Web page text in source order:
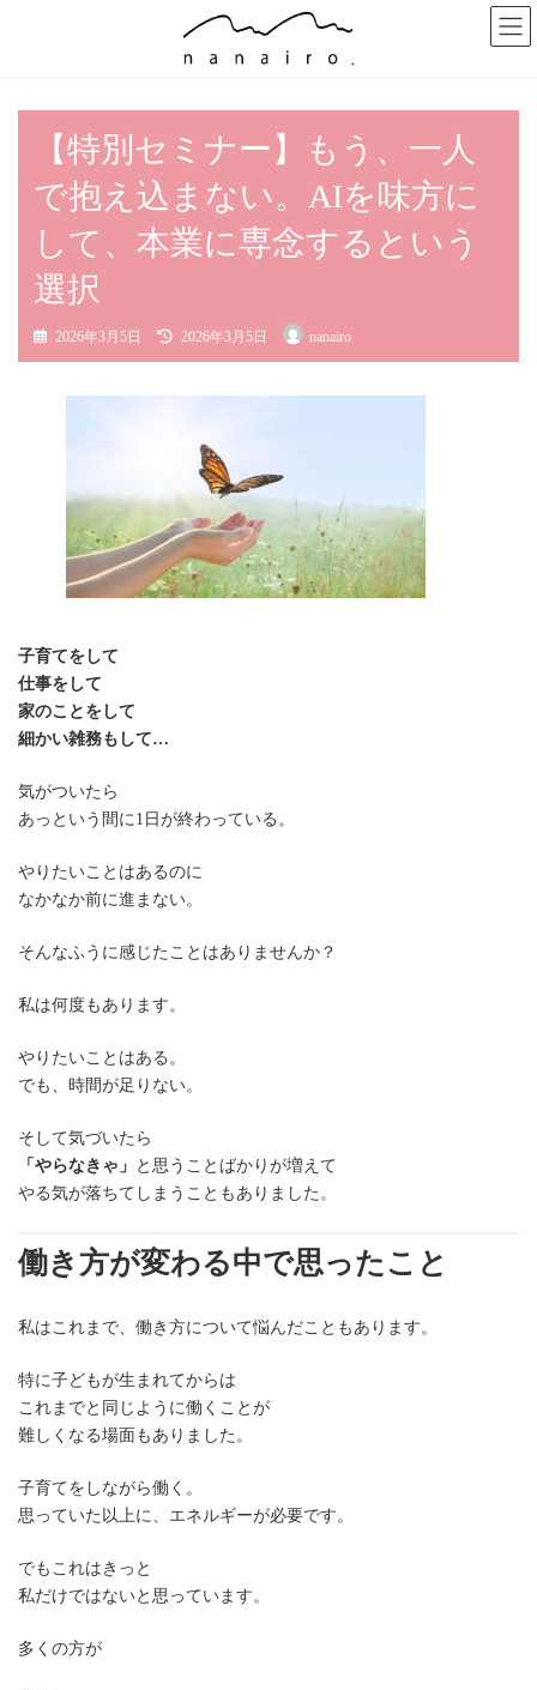
【特別セミナー】もう、一人
で抱え込まない。AIを味方に
して、本業に専念するという
選択
2026年3月5日
最
2026年3月5日 nanairo
子育てをして
仕事をして
家のことをして
細かい雑務もして…
気がついたら
あっという間に1日が終わっている。
やりたいことはあるのに
なかなか前に進まない。
そんなふうに感じたことはありませんか？
私は何度もあります。
やりたいことはある。
でも、時間が足りない。
そして気づいたら
「やらなきゃ」 と思うことばかりが増えて
やる気が落ちてしまうこともありました。
働き方が変わる中で思ったこと
私はこれまで、働き方について悩んだこともあります。
特に子どもが生まれてからは
これまでと同じように働くことが
難しくなる場面もありました。
子育てをしながら働く。
思っていた以上に、エネルギーが必要です。
でもこれはきっと
私だけではないと思っています。
多くの方が